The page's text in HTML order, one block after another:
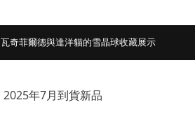
瓦奇菲爾德與達洋貓的雪晶球收藏展示
2025年7月到貨新品